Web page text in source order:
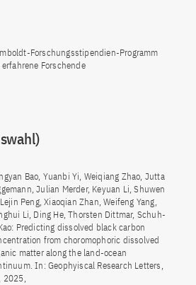
Forschungsstipendien-Programm
Forschende
Bao, Yuanbi Yi, Weiqiang Zhao, Jutta
Julian Merder, Keyuan Li, Shuwen
Peng, Xiaoqian Zhan, Weifeng Yang,
Li, Ding He, Thorsten Dittmar, Schuh-
Predicting dissolved black carbon
from choromophoric dissolved
matter along the land-ocean
In: Geophyiscal Research Letters,
2025,